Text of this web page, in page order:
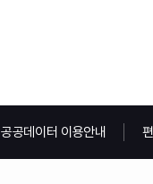
공공데이터 이용안내